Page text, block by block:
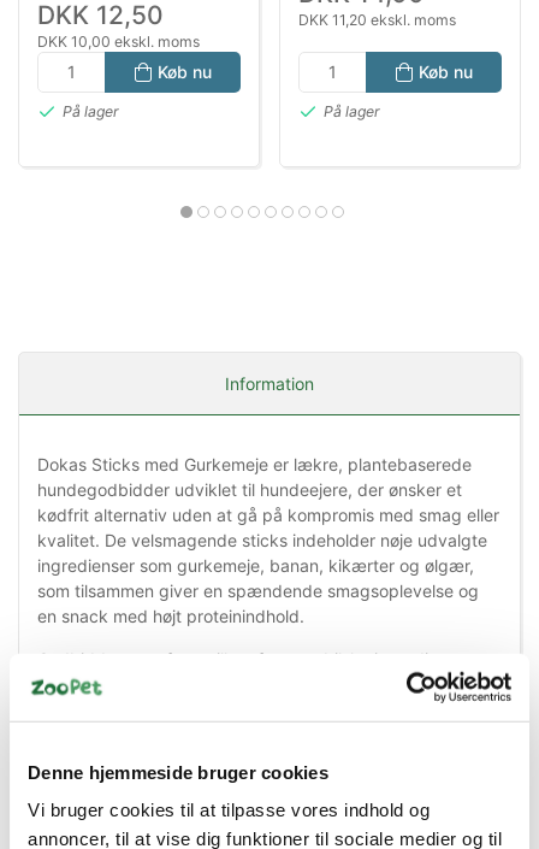
Denne hjemmeside bruger cookies
Vi bruger cookies til at tilpasse vores indhold og
annoncer, til at vise dig funktioner til sociale medier og til
DKK 12,50
DKK 10,00 ekskl. moms
Køb nu
På lager
DKK 11,20 ekskl. moms
Køb nu
På lager
Information
Dokas Sticks med Gurkemeje er lækre, plantebaserede
hundegodbidder udviklet til hundeejere, der ønsker et
kødfrit alternativ uden at gå på kompromis med smag eller
kvalitet. De velsmagende sticks indeholder nøje udvalgte
ingredienser som gurkemeje, banan, kikærter og ølgær,
som tilsammen giver en spændende smagsoplevelse og
en snack med højt proteinindhold.
Godbidderne er fremstillet af vegetabilske ingredienser og
indeholder ingen animalske råvarer. Det gør dem til et
Den praktiske størrelse gør Dokas Sticks velegnede som
træningsgodbidder, belønning under indlæring eller som